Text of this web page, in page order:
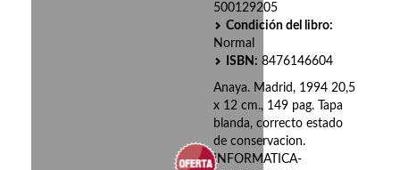
500129205
Condición del libro:
Normal
ISBN: 8476146604
Anaya. Madrid, 1994 20,5
x 12 cm., 149 pag. Tapa
blanda, correcto estado
de conservacion.
INFORMATICA-